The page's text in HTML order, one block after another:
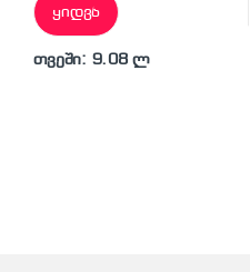
ყიდვა
თვეში: 9.08 ლ